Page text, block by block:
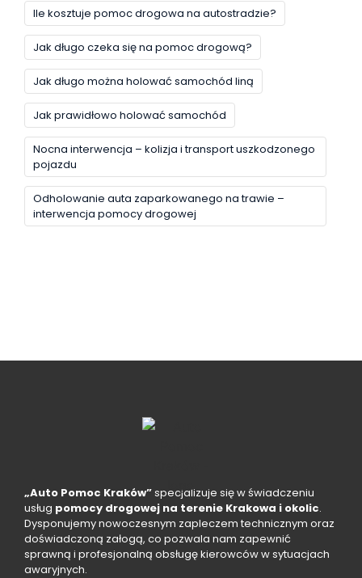
Ile kosztuje pomoc drogowa na autostradzie?
Jak długo czeka się na pomoc drogową?
Jak długo można holować samochód liną
Jak prawidłowo holować samochód
Nocna interwencja – kolizja i transport uszkodzonego
pojazdu
Odholowanie auta zaparkowanego na trawie –
interwencja pomocy drogowej
„Auto Pomoc Kraków”specjalizuje się w świadczeniu
usług pomocy drogowej na terenie Krakowa i okolic.
Dysponujemy nowoczesnym zapleczem technicznym oraz
doświadczoną załogą, co pozwala nam zapewnić
sprawną i profesjonalną obsługę kierowców w sytuacjach
awaryjnych.